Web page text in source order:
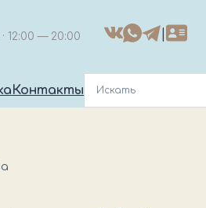
12:00 — 20:00
Контакты